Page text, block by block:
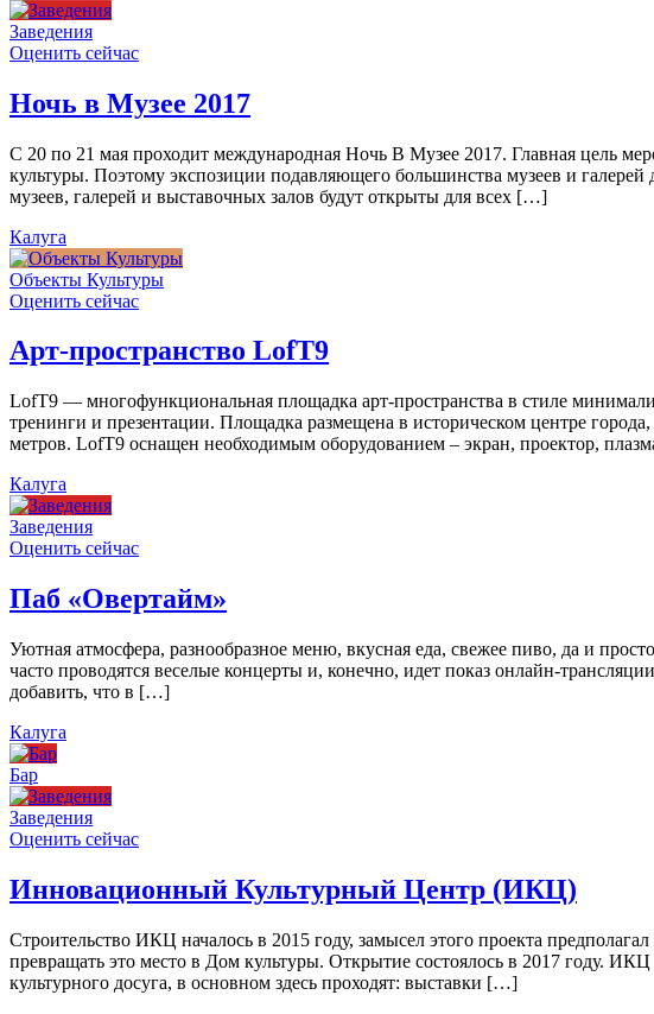
Заведения
Оценить сейчас
Ночь в Музее 2017
С 20 по 21 мая проходит международная Ночь В Музее 2017. Главная цель
культуры. Поэтому экспозиции подавляющего большинства музеев и
музеев, галерей и выставочных залов будут открыты для всех […]
Калуга
Объекты Культуры
Оценить сейчас
Арт-пространство LofT9
LofT9 — многофункциональная площадка арт-пространства в стиле
тренинги и презентации. Площадка размещена в историческом центре
метров. LofT9 оснащен необходимым оборудованием – экран, проектор,
Калуга
Заведения
Оценить сейчас
Паб «Овертайм»
Уютная атмосфера, разнообразное меню, вкусная еда, свежее пиво, да и
часто проводятся веселые концерты и, конечно, идет показ онлайн-
добавить, что в […]
Калуга
Бар
Заведения
Оценить сейчас
Инновационный Культурный Центр (ИКЦ)
Строительство ИКЦ началось в 2015 году, замысел этого проекта
превращать это место в Дом культуры. Открытие состоялось в 2017 году.
культурного досуга, в основном здесь проходят: выставки […]